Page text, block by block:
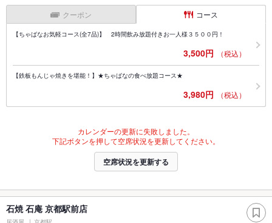
クーポン コース
【ちゃばなお気軽コース(全7品)】 2時間飲み放題付きお一人様３５００円！
3,500円 （税込）
【鉄板もんじゃ焼きを堪能！】★ちゃばなの食べ放題コース★
3,980円 （税込）
カレンダーの更新に失敗しました。
下記ボタンを押して空席状況を更新してください。
空席状況を更新する
石焼 石庵 京都駅前店